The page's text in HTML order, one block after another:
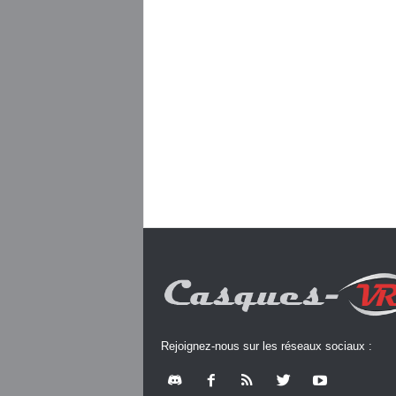
Rejoignez-nous sur les réseaux sociaux :